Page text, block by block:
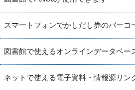
スマートフォンでかしだし券のバーコ
図書館で使えるオンラインデータベー
ネットで使える電子資料・情報源リン